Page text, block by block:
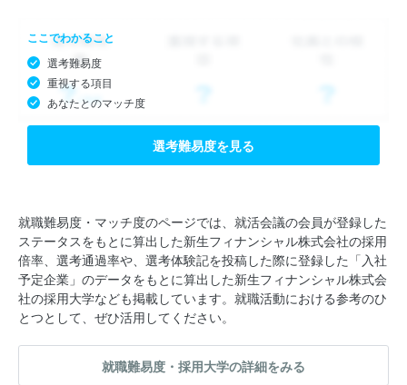
ここでわかること
選考難易度
重視する項目
あなたとのマッチ度
選考難易度を見る
就職難易度・マッチ度のページでは、就活会議の会員が登録した
ステータスをもとに算出した新生フィナンシャル株式会社の採用
倍率、選考通過率や、選考体験記を投稿した際に登録した「入社
予定企業」のデータをもとに算出した新生フィナンシャル株式会
社の採用大学なども掲載しています。就職活動における参考のひ
とつとして、ぜひ活用してください。
就職難易度・採用大学の詳細をみる